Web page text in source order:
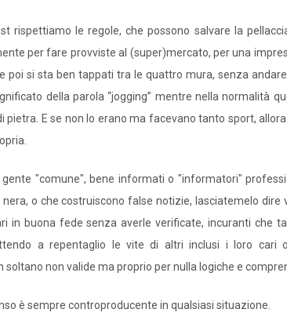
rispettiamo le regole, che possono salvare la
per fare provviste al (super)mercato, per una
poi si sta ben tappati tra le quattro mura, senza
della parola “jogging” mentre nella normalità
pietra. E se non lo erano ma facevano tanto sport,
gente "comune", bene informati o "informatori"
o che costruiscono false notizie, lasciatemelo dire
in buona fede senza averle verificate, incuranti che
a repentaglio le vite di altri inclusi i loro cari
non valide ma proprio per nulla logiche e
è sempre controproducente in qualsiasi situazione.